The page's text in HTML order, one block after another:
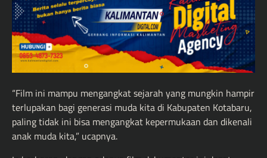
“Film ini mampu mengangkat sejarah yang mungkin hampir
terlupakan bagi generasi muda kita di Kabupaten Kotabaru,
paling tidak ini bisa mengangkat kepermukaan dan dikenali
anak muda kita,” ucapnya.